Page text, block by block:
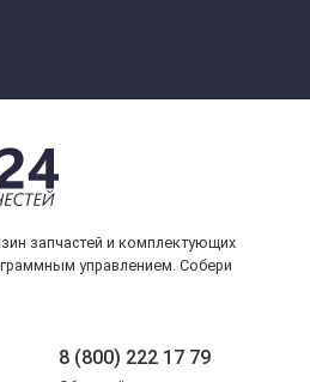
запчастей и комплектующих
управлением. Собери
8 (800) 222 17 79